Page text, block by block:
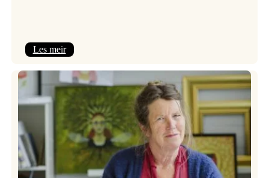
Les meir:
frå
Frøydis